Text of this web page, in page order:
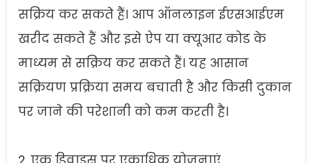
सक्रिय कर सकते हैं। आप ऑनलाइन ईएसआईएम
खरीद सकते हैं और इसे ऐप या क्यूआर कोड के
माध्यम से सक्रिय कर सकते हैं। यह आसान
सक्रियण प्रक्रिया समय बचाती है और किसी दुकान
पर जाने की परेशानी को कम करती है।